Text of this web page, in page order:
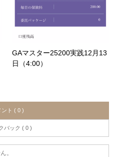
GAマスター25200実践12月13
日（4:00）
ント ( 0 )
バック ( 0 )
。